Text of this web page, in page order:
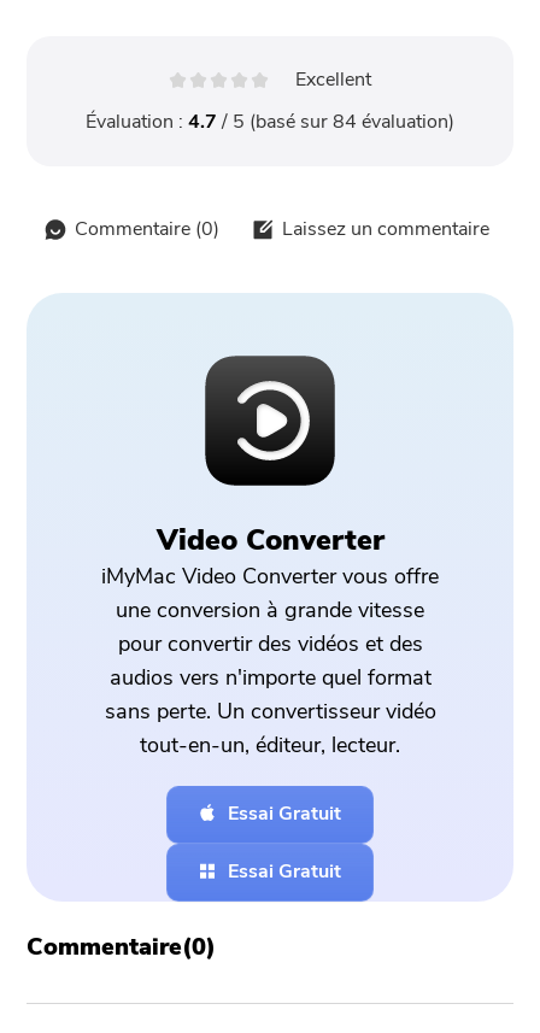
Excellent
Évaluation : 4.7/ 5 (basé sur84 évaluation)
Commentaire (0) Laissez un commentaire
Video Converter
iMyMac Video Converter vous offre
une conversion à grande vitesse
pour convertir des vidéos et des
audios vers n'importe quel format
sans perte. Un convertisseur vidéo
tout-en-un, éditeur, lecteur.
Essai Gratuit
Essai Gratuit
Commentaire(0)